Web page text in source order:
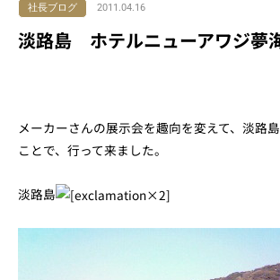
社長ブログ 2011.04.16
淡路島 ホテルニューアワジ夢
メーカーさんの展示会を趣向を変えて、淡路
ことで、行って来ました。
淡路島